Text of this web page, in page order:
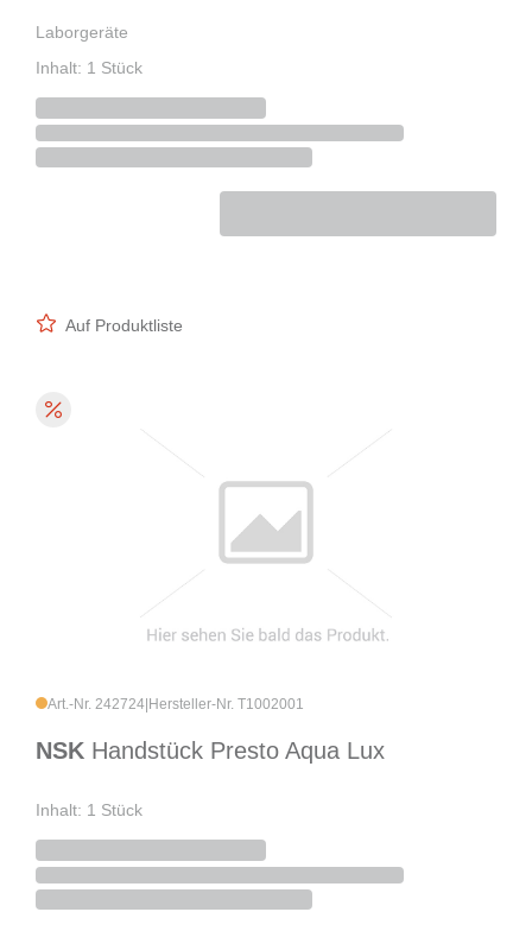
Laborgeräte
Inhalt: 1 Stück
Auf Produktliste
Art.-Nr. 242724 Hersteller-Nr. T1002001
NSK Handstück Presto Aqua Lux
Inhalt: 1 Stück